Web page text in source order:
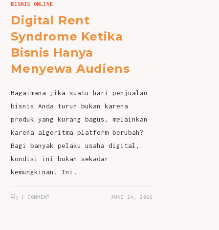
BISNIS ONLINE
Digital Rent
Syndrome Ketika
Bisnis Hanya
Menyewa Audiens
Bagaimana jika suatu hari penjualan
bisnis Anda turun bukan karena
produk yang kurang bagus, melainkan
karena algoritma platform berubah?
Bagi banyak pelaku usaha digital,
kondisi ini bukan sekadar
kemungkinan. Ini…
1 COMMENT JUNI 24, 2026